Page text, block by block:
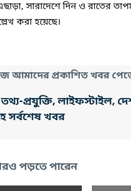
সারাদেশে দিন ও রাতের
করা হয়েছে।
আমাদের প্রকাশিত খবর
প্রযুক্তি, লাইফস্টাইল,
সর্বশেষ খবর
পড়তে পারেন